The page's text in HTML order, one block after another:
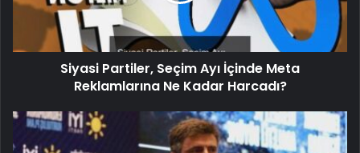
Siyasi Partiler, Seçim Ayı İçinde Meta
Reklamlarına Ne Kadar Harcadı?